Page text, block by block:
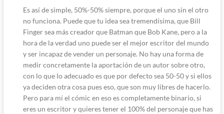
Es así de simple, 50%-50% siempre, porque el uno sin el otro
no funciona. Puede que tu idea sea tremendísima, que Bill
Finger sea más creador que Batman que Bob Kane, pero a la
hora de la verdad uno puede ser el mejor escritor del mundo
y ser incapaz de vender un personaje. No hay una forma de
medir concretamente la aportación de un autor sobre otro,
con lo que lo adecuado es que por defecto sea 50-50 y si ellos
ya deciden otra cosa pues eso, que son muy libres de hacerlo.
Pero para mí el cómic en eso es completamente binario, si
eres un escritor y quieres tener el 100% del personaje que has